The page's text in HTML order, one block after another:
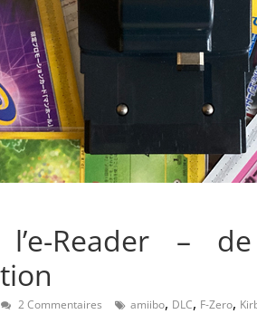
l’e-Reader –
2 Commentaires amiibo, DLC, F-Zero,